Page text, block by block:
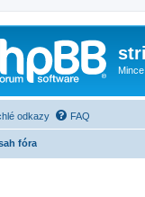
odkazy FAQ
fóra